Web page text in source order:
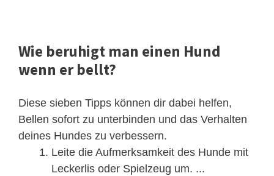
Wie beruhigt man einen Hund
wenn er bellt?
Diese sieben Tipps können dir dabei helfen,
Bellen sofort zu unterbinden und das Verhalten
deines Hundes zu verbessern.
Leite die Aufmerksamkeit des Hunde mit
Leckerlis oder Spielzeug um. ...